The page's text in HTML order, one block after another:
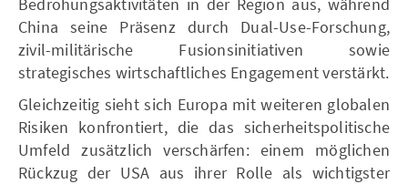
China seine Präsenz durch Dual-Use-Forschung,
zivil-militärische Fusionsinitiativen sowie
strategisches wirtschaftliches Engagement verstärkt.
Gleichzeitig sieht sich Europa mit weiteren globalen
Risiken konfrontiert, die das sicherheitspolitische
Umfeld zusätzlich verschärfen: einem möglichen
Rückzug der USA aus ihrer Rolle als wichtigster